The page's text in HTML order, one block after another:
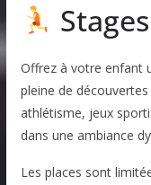
Offrez à votre enfant
pleine de
athlétisme, jeux
dans une ambiance
Les places sont